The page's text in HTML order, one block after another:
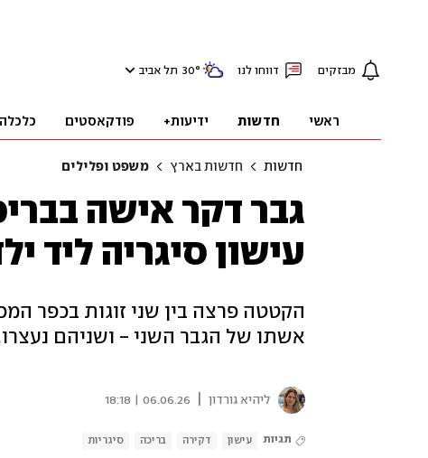
מבזקים דווחו לנו 30° תל אביב
ראשי חדשות ידיעות+ פודקאסטים כלכלה
חדשות חדשות בארץ משפט ופלילים
גבר דקר אישה
עישון סיגריה ליד
הקטטה פרצה בין שני זוגות בכפר
אשתו של הגבר השני - ושניהם
ליהיא גורדון 06.06.26 | 18:18
תגיות עישון דקירה בריכה סיגריות